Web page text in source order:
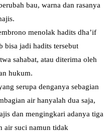
bau, warna dan rasanya
menolak hadits dha’if
bisa jadi hadits tersebut
sahabat, atau diterima oleh
hukum.
serupa denganya sebagian
air hanyalah dua saja,
dan mengingkari adanya tiga
air suci namun tidak